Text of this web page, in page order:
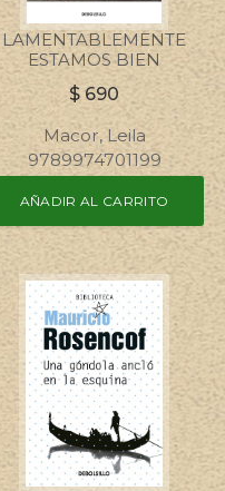
LAMENTABLEMENTE
ESTAMOS BIEN
$ 690
Macor, Leila
9789974701199
AÑADIR AL CARRITO